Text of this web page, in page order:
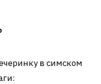
в симском